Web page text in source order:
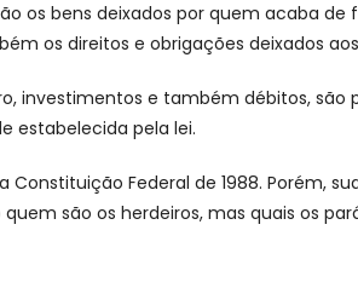
os bens deixados por quem acaba de
os direitos e obrigações deixados
investimentos e também débitos, são
estabelecida pela lei.
Constituição Federal de 1988. Porém,
são os herdeiros, mas quais os